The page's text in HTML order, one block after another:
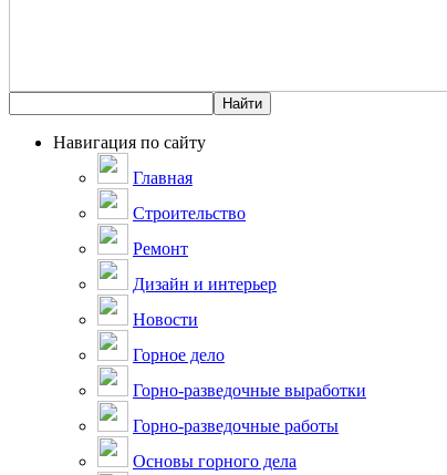
Навигация по сайту
Главная
Строительство
Ремонт
Дизайн и интерьер
Новости
Горное дело
Горно-разведочные выработки
Горно-разведочные работы
Основы горного дела